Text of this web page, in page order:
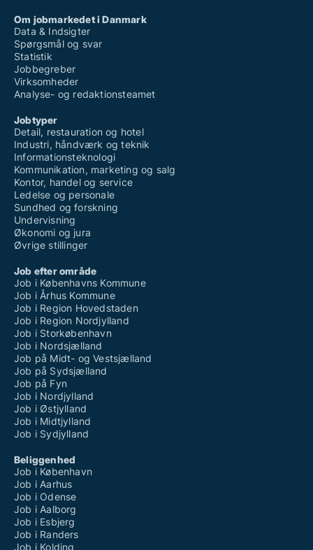
Om jobmarkedet i Danmark
Data & Indsigter
Spørgsmål og svar
Statistik
Jobbegreber
Virksomheder
Analyse- og redaktionsteamet
Jobtyper
Detail, restauration og hotel
Industri, håndværk og teknik
Informationsteknologi
Kommunikation, marketing og salg
Kontor, handel og service
Ledelse og personale
Sundhed og forskning
Undervisning
Økonomi og jura
Øvrige stillinger
Job efter område
Job i Københavns Kommune
Job i Århus Kommune
Job i Region Hovedstaden
Job i Region Nordjylland
Job i Storkøbenhavn
Job i Nordsjælland
Job på Midt- og Vestsjælland
Job på Sydsjælland
Job på Fyn
Job i Nordjylland
Job i Østjylland
Job i Midtjylland
Job i Sydjylland
Beliggenhed
Job i København
Job i Aarhus
Job i Odense
Job i Aalborg
Job i Esbjerg
Job i Randers
Job i Kolding